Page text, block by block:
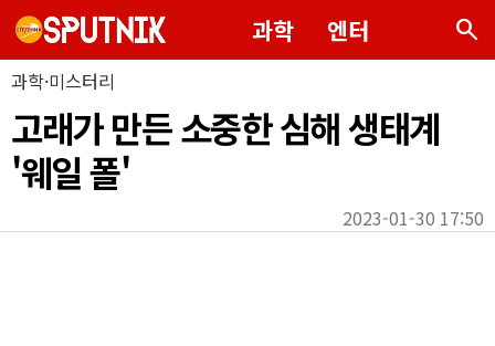
과학 엔터 search
과학·미스터리
고래가 만든 소중한 심해 생태계
'웨일 폴'
2023-01-30 17:50